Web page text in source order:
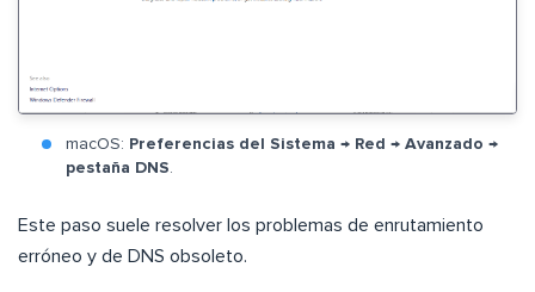
macOS: Preferencias del Sistema → Red → Avanzado →
pestaña DNS.
Este paso suele resolver los problemas de enrutamiento
erróneo y de DNS obsoleto.